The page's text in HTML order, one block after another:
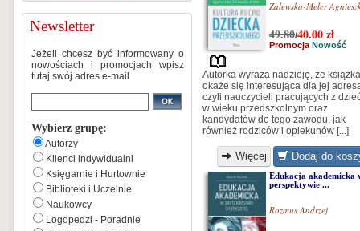
Newsletter
Jeżeli chcesz być informowany o
nowościach i promocjach wpisz
tutaj swój adres e-mail
Wybierz grupę:
Autorzy
Klienci indywidualni
Księgarnie i Hurtownie
Biblioteki i Uczelnie
Naukowcy
Logopedzi - Poradnie
Zalewska-Meler
49.80/40.00zł
Promocja Nowość
Autorka wyraża nadzieję, że książka
okaże się interesująca dla jej
czyli nauczycieli pracujących z
w wieku przedszkolnym oraz
kandydatów do tego zawodu, jak
również rodziców i opiekunów [...]
Więcej Dodaj do
Edukacja akademicka
perspektywie ...
Rozmus Andrzej